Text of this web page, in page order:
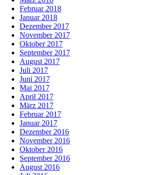
Februar 2018
Januar 2018
Dezember 2017
November 2017
Oktober 2017
September 2017
August 2017
Juli 2017
Juni 2017
Mai 2017
April 2017
März 2017
Februar 2017
Januar 2017
Dezember 2016
November 2016
Oktober 2016
September 2016
August 2016